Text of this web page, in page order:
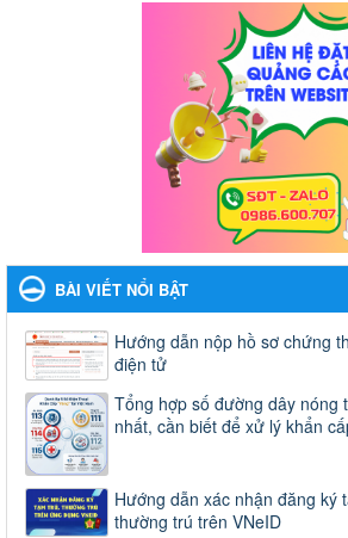
BÀI VIẾT NỔI BẬT
Hướng dẫn nộp hồ sơ chứng
điện tử
Tổng hợp số đường dây nóng
nhất, cần biết để xử lý khẩn
Hướng dẫn xác nhận đăng ký
thường trú trên VNeID